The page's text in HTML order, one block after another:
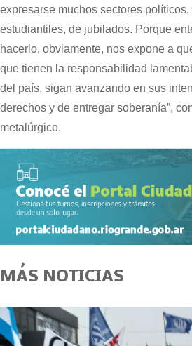
expresarse muchos sectores
estudiantiles, de jubilados. Porque
hacerlo, obviamente, nos expone a
que tienen la responsabilidad
del país, sigan avanzando en sus
derechos y de entregar soberanía”,
metalúrgico.
MÁS NOTICIAS